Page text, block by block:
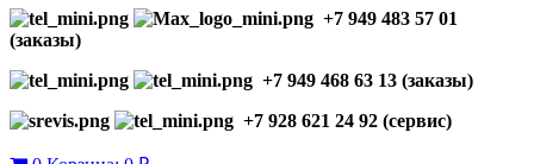
+7 949 483 57 01
(заказы)
+7 949 468 63 13 (заказы)
+7 928 621 24 92 (сервис)